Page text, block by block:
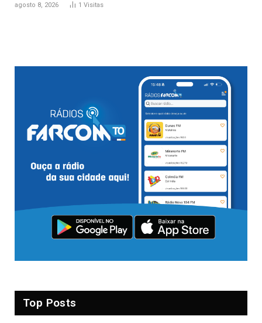
agosto 8, 2026 1 Visitas
Top Posts